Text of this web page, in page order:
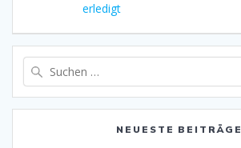
erledigt
NEUESTE BEITRÄGE